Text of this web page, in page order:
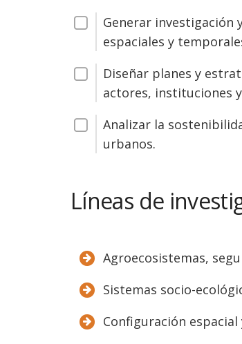
Generar investigación
espaciales y
Diseñar planes y
actores, instituciones
Analizar la
urbanos.
Líneas de
Agroecosistemas,
Sistemas socio-
Configuración